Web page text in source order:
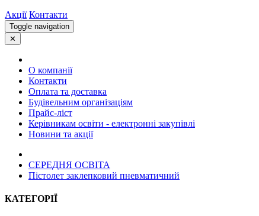
Акції Контакти
Toggle navigation
✕
О компанії
Контакти
Оплата та доставка
Будівельним організаціям
Прайс-ліст
Керівникам освіти - електронні закупівлі
Новини та акції
СЕРЕДНЯ ОСВIТА
Пістолет заклепковий пневматичний
КАТЕГОРІЇ